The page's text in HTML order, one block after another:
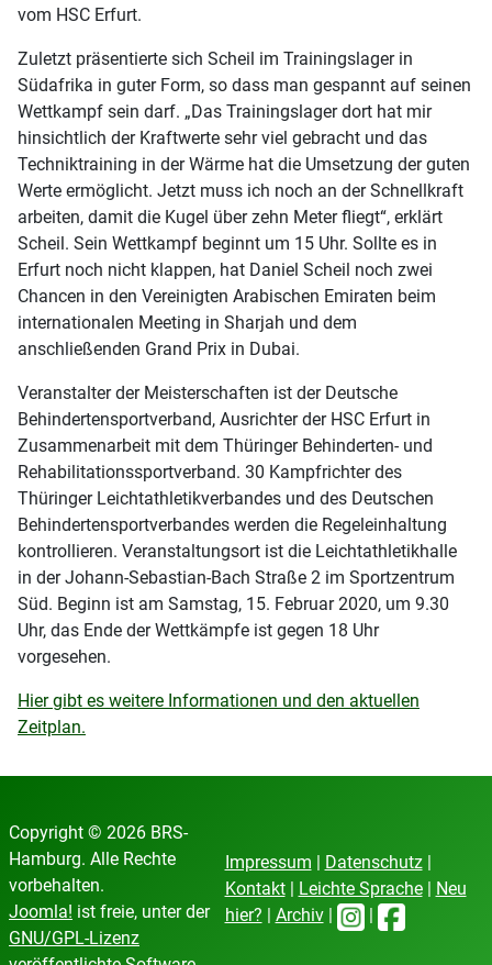
vom HSC Erfurt.
Zuletzt präsentierte sich Scheil im Trainingslager in
Südafrika in guter Form, so dass man gespannt auf seinen
Wettkampf sein darf. „Das Trainingslager dort hat mir
hinsichtlich der Kraftwerte sehr viel gebracht und das
Techniktraining in der Wärme hat die Umsetzung der guten
Werte ermöglicht. Jetzt muss ich noch an der Schnellkraft
arbeiten, damit die Kugel über zehn Meter fliegt“, erklärt
Scheil. Sein Wettkampf beginnt um 15 Uhr. Sollte es in
Erfurt noch nicht klappen, hat Daniel Scheil noch zwei
Chancen in den Vereinigten Arabischen Emiraten beim
internationalen Meeting in Sharjah und dem
anschließenden Grand Prix in Dubai.
Veranstalter der Meisterschaften ist der Deutsche
Behindertensportverband, Ausrichter der HSC Erfurt in
Zusammenarbeit mit dem Thüringer Behinderten- und
Rehabilitationssportverband. 30 Kampfrichter des
Thüringer Leichtathletikverbandes und des Deutschen
Behindertensportverbandes werden die Regeleinhaltung
kontrollieren. Veranstaltungsort ist die Leichtathletikhalle
in der Johann-Sebastian-Bach Straße 2 im Sportzentrum
Süd. Beginn ist am Samstag, 15. Februar 2020, um 9.30
Uhr, das Ende der Wettkämpfe ist gegen 18 Uhr
vorgesehen.
Hier gibt es weitere Informationen und den aktuellen
Zeitplan.
Copyright © 2026 BRS-
Hamburg. Alle Rechte
vorbehalten.
Joomla! ist freie, unter der
GNU/GPL-Lizenz
Impressum Datenschutz|
Kontakt| Leichte Sprache|
Neu
hier?
Archiv|